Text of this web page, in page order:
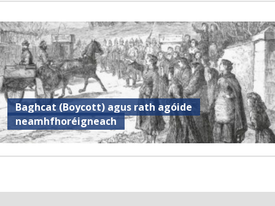
Baghcat (Boycott) agus rath agóide
neamhfhoréigneach